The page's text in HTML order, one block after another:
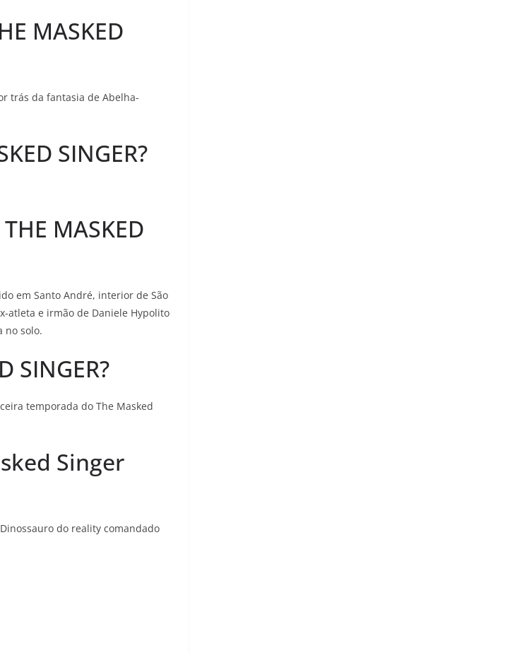
MASKED
trás da fantasia de Abelha-
SINGER?
MASKED
em Santo André, interior de São
atleta e irmão de Daniele Hypolito
no solo.
SINGER?
temporada do The Masked
Singer
do reality comandado